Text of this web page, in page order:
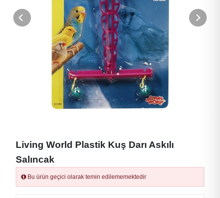
Living World Plastik Kuş Darı Askılı
Salıncak
Bu ürün geçici olarak temin edilememektedir